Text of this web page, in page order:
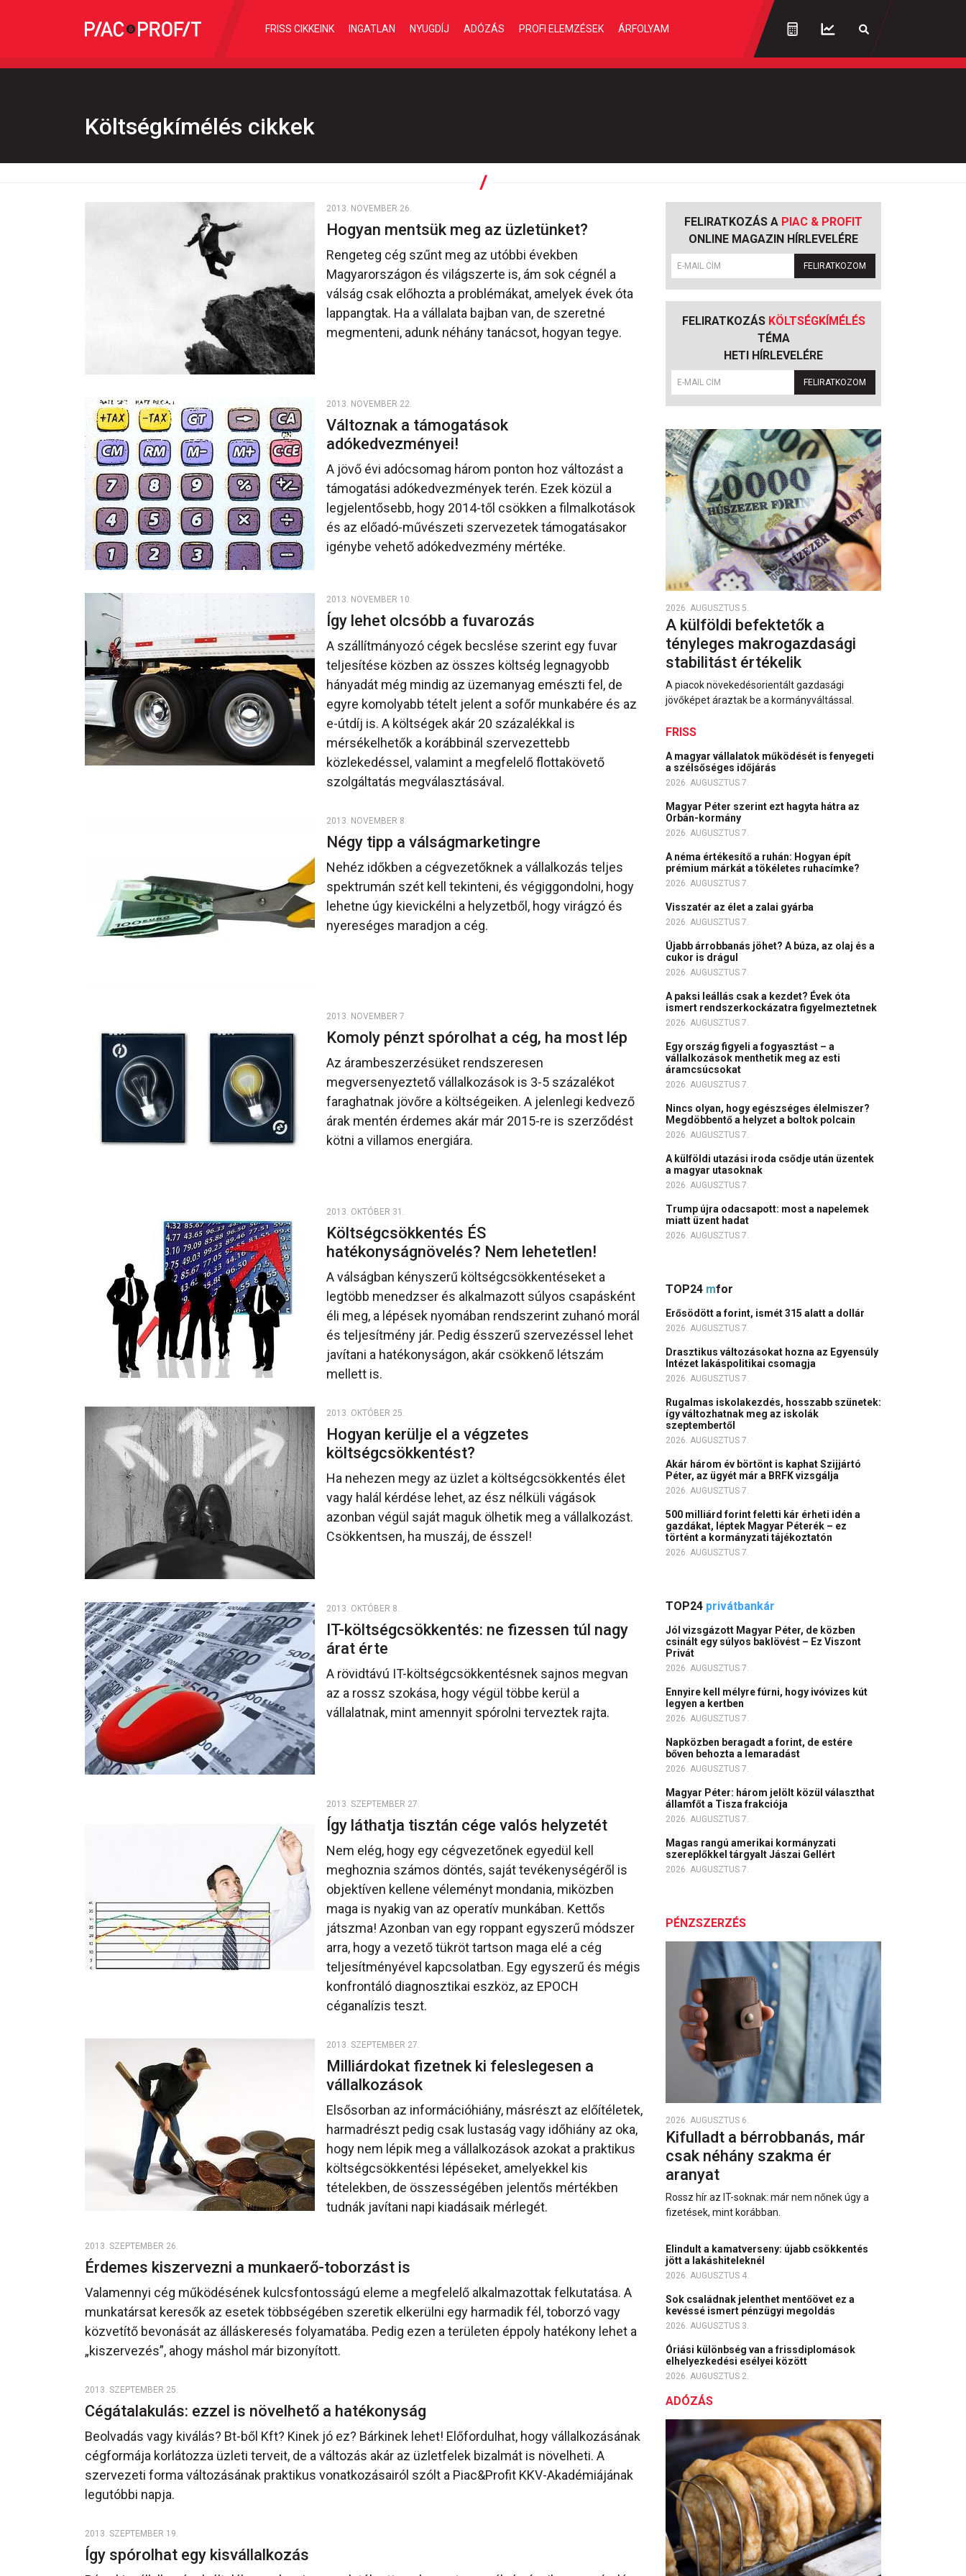
FRISS CIKKEINK INGATLAN NYUGDÍJ ADÓZÁS PROFI ELEMZÉSEK ÁRFOLYAM
Költségkímélés cikkek
2013. NOVEMBER 26.
Hogyan mentsük meg az üzletünket?
Rengeteg cég szűnt meg az utóbbi években
Magyarországon és világszerte is, ám sok cégnél a
válság csak előhozta a problémákat, amelyek évek óta
lappangtak. Ha a vállalata bajban van, de szeretné
megmenteni, adunk néhány tanácsot, hogyan tegye.
2013. NOVEMBER 22.
Változnak a támogatások
adókedvezményei!
A jövő évi adócsomag három ponton hoz változást a
támogatási adókedvezmények terén. Ezek közül a
legjelentősebb, hogy 2014-től csökken a filmalkotások
és az előadó-művészeti szervezetek támogatásakor
igénybe vehető adókedvezmény mértéke.
2013. NOVEMBER 10.
Így lehet olcsóbb a fuvarozás
A szállítmányozó cégek becslése szerint egy fuvar
teljesítése közben az összes költség legnagyobb
hányadát még mindig az üzemanyag emészti fel, de
egyre komolyabb tételt jelent a sofőr munkabére és az
e-útdíj is. A költségek akár 20 százalékkal is
mérsékelhetők a korábbinál szervezettebb
közlekedéssel, valamint a megfelelő flottakövető
szolgáltatás megválasztásával.
2013. NOVEMBER 8.
Négy tipp a válságmarketingre
Nehéz időkben a cégvezetőknek a vállalkozás teljes
spektrumán szét kell tekinteni, és végiggondolni, hogy
lehetne úgy kievickélni a helyzetből, hogy virágzó és
nyereséges maradjon a cég.
2013. NOVEMBER 7.
Komoly pénzt spórolhat a cég, ha most lép
Az árambeszerzésüket rendszeresen
megversenyeztető vállalkozások is 3-5 százalékot
faraghatnak jövőre a költségeiken. A jelenlegi kedvező
árak mentén érdemes akár már 2015-re is szerződést
kötni a villamos energiára.
2013. OKTÓBER 31.
Költségcsökkentés ÉS
hatékonyságnövelés? Nem lehetetlen!
A válságban kényszerű költségcsökkentéseket a
legtöbb menedzser és alkalmazott súlyos csapásként
éli meg, a lépések nyomában rendszerint zuhanó morál
és teljesítmény jár. Pedig ésszerű szervezéssel lehet
javítani a hatékonyságon, akár csökkenő létszám
mellett is.
2013. OKTÓBER 25.
Hogyan kerülje el a végzetes
költségcsökkentést?
Ha nehezen megy az üzlet a költségcsökkentés élet
vagy halál kérdése lehet, az ész nélküli vágások
azonban végül saját maguk ölhetik meg a vállalkozást.
Csökkentsen, ha muszáj, de ésszel!
2013. OKTÓBER 8.
IT-költségcsökkentés: ne fizessen túl nagy
árat érte
A rövidtávú IT-költségcsökkentésnek sajnos megvan
az a rossz szokása, hogy végül többe kerül a
vállalatnak, mint amennyit spórolni terveztek rajta.
2013. SZEPTEMBER 27.
Így láthatja tisztán cége valós helyzetét
Nem elég, hogy egy cégvezetőnek egyedül kell
meghoznia számos döntés, saját tevékenységéről is
objektíven kellene véleményt mondania, miközben
maga is nyakig van az operatív munkában. Kettős
játszma! Azonban van egy roppant egyszerű módszer
arra, hogy a vezető tükröt tartson maga elé a cég
teljesítményével kapcsolatban. Egy egyszerű és mégis
konfrontáló diagnosztikai eszköz, az EPOCH
céganalízis teszt.
2013. SZEPTEMBER 27.
Milliárdokat fizetnek ki feleslegesen a
vállalkozások
Elsősorban az információhiány, másrészt az előítéletek,
harmadrészt pedig csak lustaság vagy időhiány az oka,
hogy nem lépik meg a vállalkozások azokat a praktikus
költségcsökkentési lépéseket, amelyekkel kis
tételekben, de összességében jelentős mértékben
tudnák javítani napi kiadásaik mérlegét.
2013. SZEPTEMBER 26.
Érdemes kiszervezni a munkaerő-toborzást is
Valamennyi cég működésének kulcsfontosságú eleme a megfelelő alkalmazottak felkutatása. A
munkatársat keresők az esetek többségében szeretik elkerülni egy harmadik fél, toborzó vagy
közvetítő bevonását az álláskeresés folyamatába. Pedig ezen a területen éppoly hatékony lehet a
„kiszervezés”, ahogy máshol már bizonyított.
2013. SZEPTEMBER 25.
Cégátalakulás: ezzel is növelhető a hatékonyság
Beolvadás vagy kiválás? Bt-ből Kft? Kinek jó ez? Bárkinek lehet! Előfordulhat, hogy vállalkozásának
cégformája korlátozza üzleti terveit, de a változás akár az üzletfelek bizalmát is növelheti. A
szervezeti forma változásának praktikus vonatkozásairól szólt a Piac&Profit KKV-Akadémiájának
legutóbbi napja.
2013. SZEPTEMBER 19.
Így spórolhat egy kisvállalkozás
FELIRATKOZÁS A PIAC & PROFIT
ONLINE MAGAZIN HÍRLEVELÉRE
FELIRATKOZOM
FELIRATKOZÁS KÖLTSÉGKÍMÉLÉS
TÉMA
HETI HÍRLEVELÉRE
FELIRATKOZOM
2026. AUGUSZTUS 5.
A külföldi befektetők a
tényleges makrogazdasági
stabilitást értékelik
A piacok növekedésorientált gazdasági
jövőképet áraztak be a kormányváltással.
FRISS
A magyar vállalatok működését is fenyegeti
a szélsőséges időjárás
2026. AUGUSZTUS 7.
Magyar Péter szerint ezt hagyta hátra az
Orbán-kormány
2026. AUGUSZTUS 7.
A néma értékesítő a ruhán: Hogyan épít
prémium márkát a tökéletes ruhacímke?
2026. AUGUSZTUS 7.
Visszatér az élet a zalai gyárba
2026. AUGUSZTUS 7.
Újabb árrobbanás jöhet? A búza, az olaj és a
cukor is drágul
2026. AUGUSZTUS 7.
A paksi leállás csak a kezdet? Évek óta
ismert rendszerkockázatra figyelmeztetnek
2026. AUGUSZTUS 7.
Egy ország figyeli a fogyasztást – a
vállalkozások menthetik meg az esti
áramcsúcsokat
2026. AUGUSZTUS 7.
Nincs olyan, hogy egészséges élelmiszer?
Megdöbbentő a helyzet a boltok polcain
2026. AUGUSZTUS 7.
A külföldi utazási iroda csődje után üzentek
a magyar utasoknak
2026. AUGUSZTUS 7.
Trump újra odacsapott: most a napelemek
miatt üzent hadat
2026. AUGUSZTUS 7.
TOP24 mfor
Erősödött a forint, ismét 315 alatt a dollár
2026. AUGUSZTUS 7.
Drasztikus változásokat hozna az Egyensúly
Intézet lakáspolitikai csomagja
2026. AUGUSZTUS 7.
Rugalmas iskolakezdés, hosszabb szünetek:
így változhatnak meg az iskolák
szeptembertől
2026. AUGUSZTUS 7.
Akár három év börtönt is kaphat Szijjártó
Péter, az ügyét már a BRFK vizsgálja
2026. AUGUSZTUS 7.
500 milliárd forint feletti kár érheti idén a
gazdákat, léptek Magyar Péterék – ez
történt a kormányzati tájékoztatón
2026. AUGUSZTUS 7.
TOP24 privátbankár
Jól vizsgázott Magyar Péter, de közben
csinált egy súlyos baklövést – Ez Viszont
Privát
2026. AUGUSZTUS 7.
Ennyire kell mélyre fúrni, hogy ivóvizes kút
legyen a kertben
2026. AUGUSZTUS 7.
Napközben beragadt a forint, de estére
bőven behozta a lemaradást
2026. AUGUSZTUS 7.
Magyar Péter: három jelölt közül választhat
államfőt a Tisza frakciója
2026. AUGUSZTUS 7.
Magas rangú amerikai kormányzati
szereplőkkel tárgyalt Jászai Gellért
2026. AUGUSZTUS 7.
PÉNZSZERZÉS
2026. AUGUSZTUS 6.
Kifulladt a bérrobbanás, már
csak néhány szakma ér
aranyat
Rossz hír az IT-soknak: már nem nőnek úgy a
fizetések, mint korábban.
Elindult a kamatverseny: újabb csökkentés
jött a lakáshiteleknél
2026. AUGUSZTUS 4.
Sok családnak jelenthet mentőövet ez a
kevéssé ismert pénzügyi megoldás
2026. AUGUSZTUS 3.
Óriási különbség van a frissdiplomások
elhelyezkedési esélyei között
2026. AUGUSZTUS 2.
ADÓZÁS